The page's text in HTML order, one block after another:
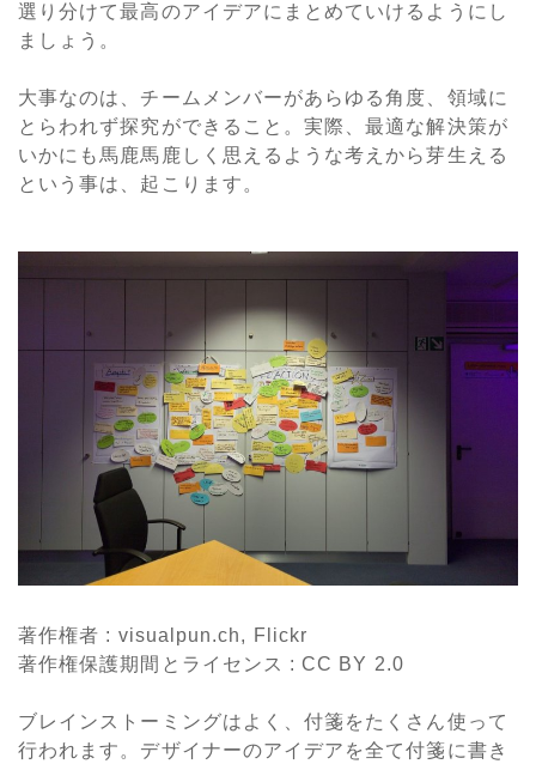
選り分けて最高のアイデアにまとめていけるようにし
ましょう。
大事なのは、チームメンバーがあらゆる角度、領域に
とらわれず探究ができること。実際、最適な解決策が
いかにも馬鹿馬鹿しく思えるような考えから芽生える
という事は、起こります。
著作権者 : visualpun.ch, Flickr
著作権保護期間とライセンス : CC BY 2.0
ブレインストーミングはよく、付箋をたくさん使って
行われます。デザイナーのアイデアを全て付箋に書き